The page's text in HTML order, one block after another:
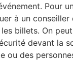
Pour
à un
billets. On
devant la
ou des